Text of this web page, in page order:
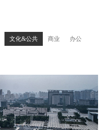
文化&公共 商业
办公